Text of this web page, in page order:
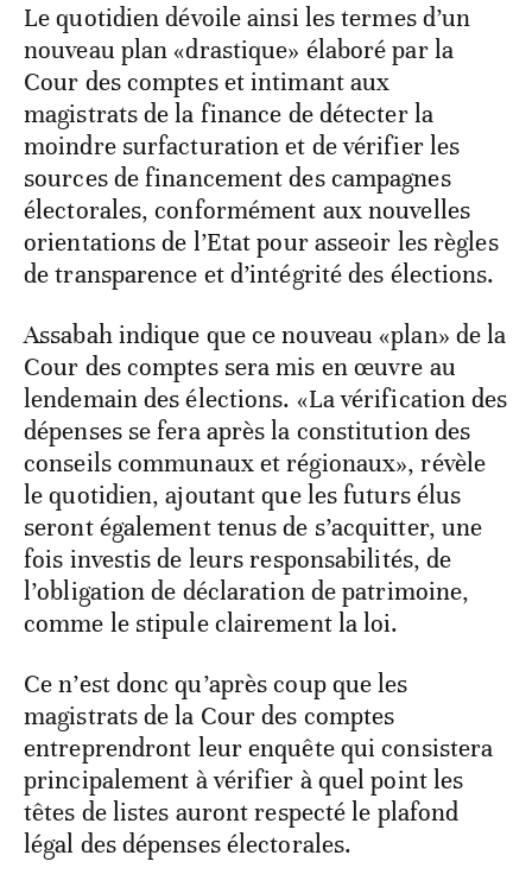
Le quotidien dévoile ainsi les termes d’un
nouveau plan «drastique» élaboré par la
Cour des comptes et intimant aux
magistrats de la finance de détecter la
moindre surfacturation et de vérifier les
sources de financement des campagnes
électorales, conformément aux nouvelles
orientations de l’Etat pour asseoir les règles
de transparence et d’intégrité des élections.
Assabah indique que ce nouveau «plan» de la
Cour des comptes sera mis en œuvre au
lendemain des élections. «La vérification des
dépenses se fera après la constitution des
conseils communaux et régionaux», révèle
le quotidien, ajoutant que les futurs élus
seront également tenus de s’acquitter, une
fois investis de leurs responsabilités, de
l’obligation de déclaration de patrimoine,
comme le stipule clairement la loi.
Ce n’est donc qu’après coup que les
magistrats de la Cour des comptes
entreprendront leur enquête qui consistera
principalement à vérifier à quel point les
têtes de listes auront respecté le plafond
légal des dépenses électorales.